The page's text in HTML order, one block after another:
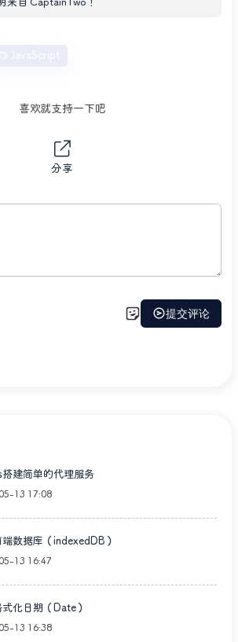
来自 CaptainTwo ！
喜欢就支持一下吧
分享
建简单的代理服务
13 17:08
端数据库（indexedDB）
13 16:47
化日期（Date）
13 16:38